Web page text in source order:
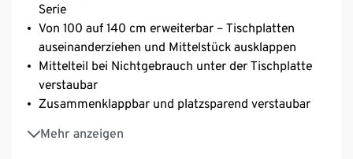
Serie
Von 100 auf 140 cm erweiterbar – Tischplatten
auseinanderziehen und Mittelstück ausklappen
Mittelteil bei Nichtgebrauch unter der Tischplatte
verstaubar
Zusammenklappbar und platzsparend verstaubar
Mehr anzeigen
Tischmittelstück mit Sonnenschirm-Aussparung
Inkl. Bodenschonern